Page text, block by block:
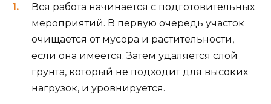
Вся работа начинается с подготовительных
мероприятий. В первую очередь участок
очищается от мусора и растительности,
если она имеется. Затем удаляется слой
грунта, который не подходит для высоких
нагрузок, и уровнируется.